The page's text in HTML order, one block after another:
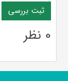
0 نظر